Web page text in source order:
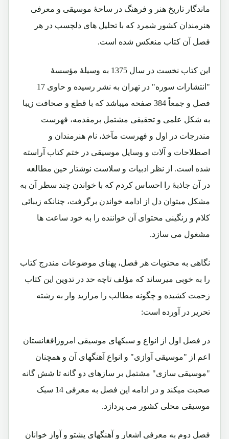
ماندگار تاریخ هنر و فرهنگ در ساحۀ موسیقی و معرفی
هنرمندان کشور شمرد که با تحلیل های دلچسپ در هر
فصل آن کتاب منعکس شده است.
این کتاب نخست در سال 1375 به وسیلۀ مؤسسۀ
"انتشارات سوره" در تهران به نشر رسیده و حاوی 17
فصل و جمعاً 384 صفحه میباشد که با قطع و صحافت زیبا
به شکل علمی و تحقیقی مشتمل برمقدمه، فهرست
مندرجات در اول و فهرست مآخذ، نام هنرمندان و
اصطلاحات و آلات و وسایل موسیقی در ختم کتاب آراسته
شده است. از نظر ادبیات و سلاست نوشتار حین مطالعه
در آن جاذبۀ را احساس کردم که با خواندن چند سطر آن به
مشکل میتوان دل از ادامه خواندن برگرفت، چنانکه زیبائی
کلام و رنگینی محتوای آن خواننده را به خود ساعت ها
مشغول می سازد.
نگاهی به محتویات هر فصل، پهنای موضوعات مندرج کتاب
را به خوبی میرساند که مؤلف تاچه حد در تدوین این کتاب
زحمت کشیده و چگونه مطالب را مرارید وار به رشته
تحریر در آورده است:
در فصل اول از انواع و سبکهای موسیقی امروزافغانستان
اعم از "موسیقی آوازی" و انواع آهنگهای آن و همچنان
"موسیقی سازی" مشتمل بر سازهای دو گانه تا شش گانه
صحبت میکند و در ادامه این فصل به معرفی 14 سبک
موسیقی محلی کشور می پردازد.
فصل دوم به معرفی اشعار و آهنگهای پشتو و آواز خوانان